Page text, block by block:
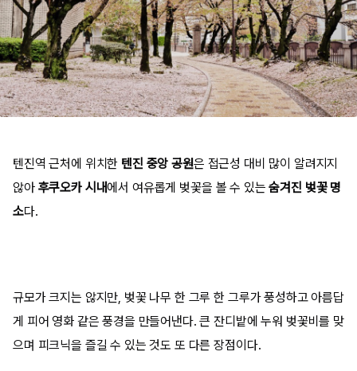
텐진역 근처에 위치한 텐진 중앙 공원은 접근성 대비 많이 알려지지
않아 후쿠오카 시내에서 여유롭게 벚꽃을 볼 수 있는숨겨진 벚꽃 명
소다.
규모가 크지는 않지만, 벚꽃 나무 한 그루 한 그루가 풍성하고 아름답
게 피어 영화 같은 풍경을 만들어낸다. 큰 잔디밭에 누워 벚꽃비를 맞
으며 피크닉을 즐길 수 있는 것도 또 다른 장점이다.